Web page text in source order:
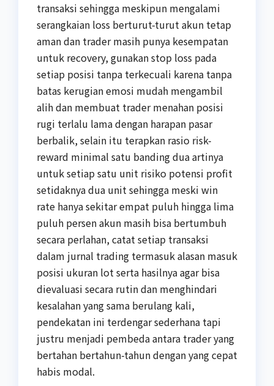
transaksi sehingga meskipun mengalami
serangkaian loss berturut-turut akun tetap
aman dan trader masih punya kesempatan
untuk recovery, gunakan stop loss pada
setiap posisi tanpa terkecuali karena tanpa
batas kerugian emosi mudah mengambil
alih dan membuat trader menahan posisi
rugi terlalu lama dengan harapan pasar
berbalik, selain itu terapkan rasio risk-
reward minimal satu banding dua artinya
untuk setiap satu unit risiko potensi profit
setidaknya dua unit sehingga meski win
rate hanya sekitar empat puluh hingga lima
puluh persen akun masih bisa bertumbuh
secara perlahan, catat setiap transaksi
dalam jurnal trading termasuk alasan masuk
posisi ukuran lot serta hasilnya agar bisa
dievaluasi secara rutin dan menghindari
kesalahan yang sama berulang kali,
pendekatan ini terdengar sederhana tapi
justru menjadi pembeda antara trader yang
bertahan bertahun-tahun dengan yang cepat
habis modal.